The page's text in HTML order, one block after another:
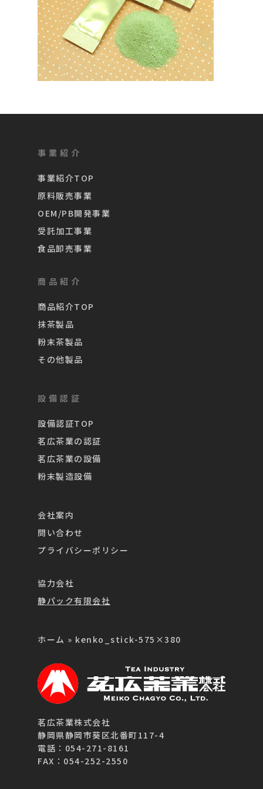
事業紹介
事業紹介TOP
原料販売事業
OEM/PB開発事業
受託加工事業
食品卸売事業
商品紹介
商品紹介TOP
抹茶製品
粉末茶製品
その他製品
設備認証
設備認証TOP
茗広茶業の認証
茗広茶業の設備
粉末製造設備
会社案内
問い合わせ
プライバシーポリシー
協力会社
静パック有限会社
ホーム » kenko_stick-575×380
茗広茶業株式会社
静岡県静岡市葵区北番町117-4
電話：054-271-8161
FAX：054-252-2550